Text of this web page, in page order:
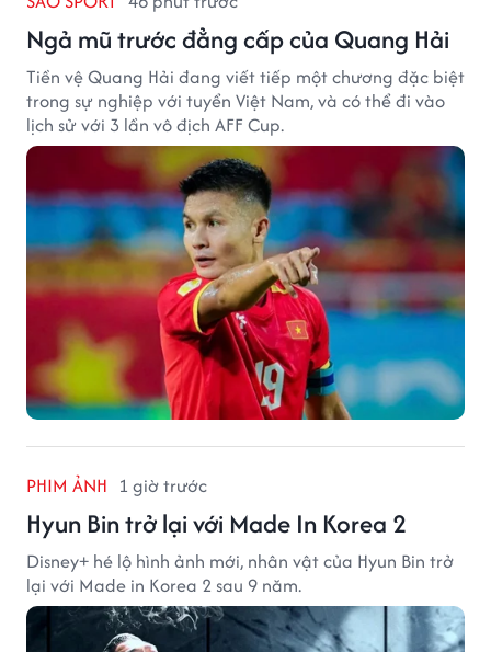
Ngả mũ trước đẳng cấp của Quang Hải
Tiền vệ Quang Hải đang viết tiếp một chương đặc biệt
trong sự nghiệp với tuyển Việt Nam, và có thể đi vào
lịch sử với 3 lần vô địch AFF Cup.
PHIM ẢNH 1 giờ trước
Hyun Bin trở lại với Made In Korea 2
Disney+ hé lộ hình ảnh mới, nhân vật của Hyun Bin trở
lại với Made in Korea 2 sau 9 năm.